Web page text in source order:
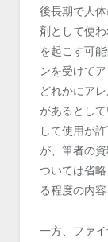
後長期で人
剤として使
を起こす可
ンを受けて
どれかにア
があるとし
して使用が
が、筆者の
ついては省
る程度の内
一方、ファ